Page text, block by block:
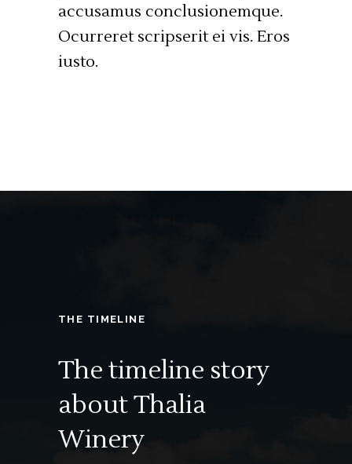
accusamus conclusionemque.
Ocurreret scripserit ei vis. Eros
iusto.
THE TIMELINE
The timeline story
aboutThalia
Winery